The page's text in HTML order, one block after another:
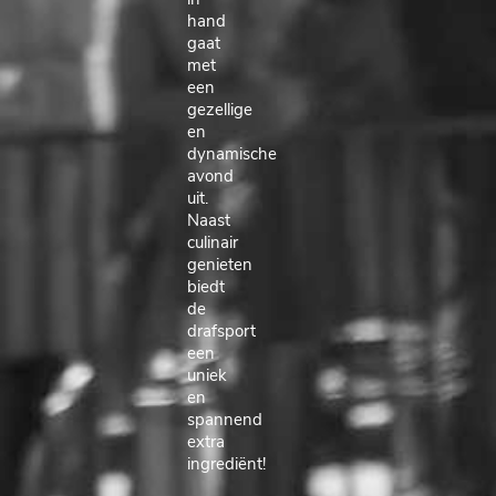
hand
gaat
met
een
gezellige
en
dynamische
avond
uit.
Naast
culinair
genieten
biedt
de
drafsport
een
uniek
en
spannend
extra
ingrediënt!